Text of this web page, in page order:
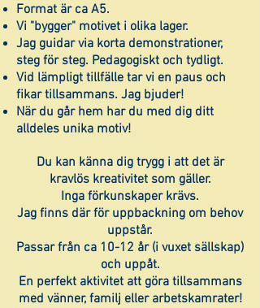
Format är ca A5.
Vi "bygger" motivet i olika lager.
Jag guidar via korta demonstrationer,
steg för steg. Pedagogiskt och tydligt.
Vid lämpligt tillfälle tar vi en paus och
fikar tillsammans. Jag bjuder!
När du går hem har du med dig ditt
alldeles unika motiv!
Du kan känna dig trygg i att det är
kravlös kreativitet som gäller.
Inga förkunskaper krävs.
Jag finns där för uppbackning om behov
uppstår.
Passar från ca 10-12 år (i vuxet sällskap)
och uppåt.
En perfekt aktivitet att göra tillsammans
med vänner, familj eller arbetskamrater!